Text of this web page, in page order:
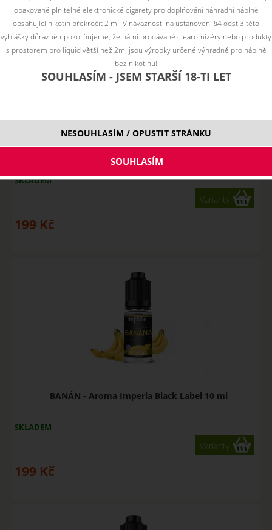
APPLE - Aroma Imperia Black Label 10 ml
SKLADEM
Varianty
199 Kč
BANÁN - Aroma Imperia Black Label 10 ml
SKLADEM
Varianty
199 Kč
opakovaně plnitelné elektronické cigarety pro doplňování náhradní náplně
obsahující nikotin překročit 2 ml. V návaznosti na ustanovení §4 odst.3 této
vyhlášky důrazně upozorňujeme, že námi prodávané clearomizéry nebo produkty
s prostorem pro liquid větší než 2ml jsou výrobky určené výhradně pro náplně
bez nikotinu!
SOUHLASÍM - JSEM STARŠÍ 18-TI LET
NESOUHLASÍM / OPUSTIT STRÁNKU